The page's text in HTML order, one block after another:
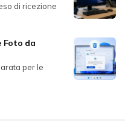
di ricezione
Foto da
per le